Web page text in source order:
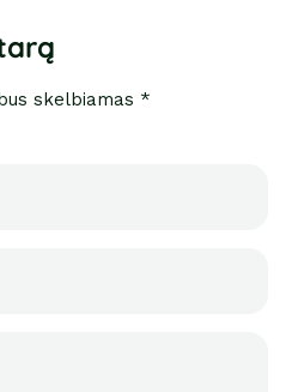
skelbiamas *